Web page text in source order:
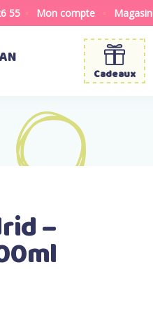
55 Mon compte Magasin
Cadeaux
–